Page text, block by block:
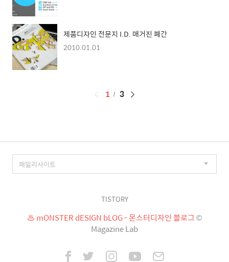
제품디자인 전문지 I.D. 매거진 폐간
2010.01.01
페
1 3
TISTORY
♨ mONSTER dESIGN bLOG - 몬스터디자인 블로그©
Magazine Lab